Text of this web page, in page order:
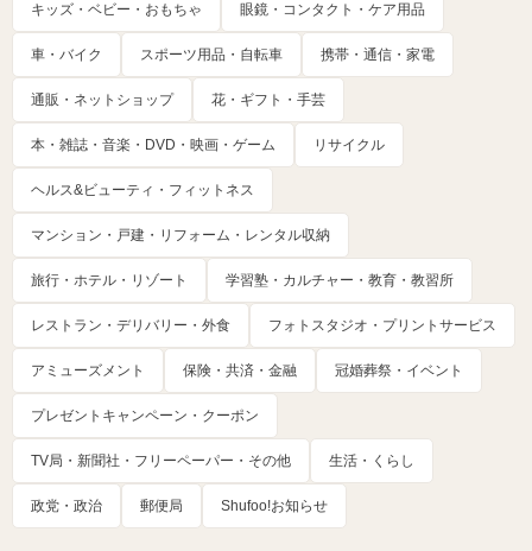
キッズ・ベビー・おもちゃ 眼鏡・コンタクト・ケア用品
車・バイク スポーツ用品・自転車 携帯・通信・家電
通販・ネットショップ 花・ギフト・手芸
本・雑誌・音楽・DVD・映画・ゲーム リサイクル
ヘルス&ビューティ・フィットネス
マンション・戸建・リフォーム・レンタル収納
旅行・ホテル・リゾート 学習塾・カルチャー・教育・教習所
レストラン・デリバリー・外食 フォトスタジオ・プリントサービス
アミューズメント 保険・共済・金融 冠婚葬祭・イベント
プレゼントキャンペーン・クーポン
TV局・新聞社・フリーペーパー・その他 生活・くらし
政党・政治 郵便局 Shufoo!お知らせ